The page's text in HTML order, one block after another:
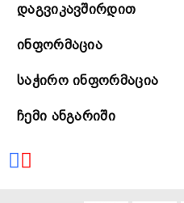
Დაგვიკავშირდით
Ინფორმაცია
Საჭირო Ინფორმაცია
Ჩემი Ანგარიში